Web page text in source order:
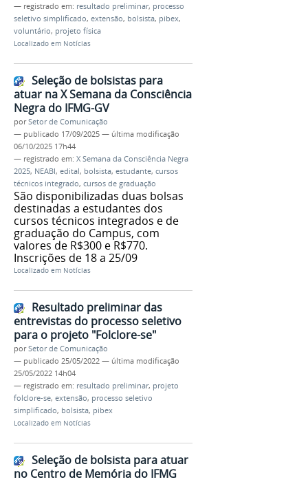
— registrado em: resultado preliminar, processo
seletivo simplificado, extensão, bolsista, pibex,
voluntário, projeto física
Localizado em Notícias
Seleção de bolsistas para
atuar na X Semana da Consciência
Negra do IFMG-GV
porSetor de Comunicação
— publicado 17/09/2025 — última modificação
06/10/2025 17h44
— registrado em: X Semana da Consciência Negra
2025, NEABI, edital, bolsista, estudante, cursos
técnicos integrado, cursos de graduação
São disponibilizadas duas bolsas
destinadas a estudantes dos
cursos técnicos integrados e de
graduação do Campus, com
valores de R$300 e R$770.
Inscrições de 18 a 25/09
Localizado em Notícias
Resultado preliminar das
entrevistas do processo seletivo
para o projeto "Folclore-se"
porSetor de Comunicação
— publicado 25/05/2022 — última modificação
25/05/2022 14h04
— registrado em: resultado preliminar, projeto
folclore-se, extensão, processo seletivo
simplificado, bolsista, pibex
Localizado em Notícias
Seleção de bolsista para atuar
no Centro de Memória do IFMG